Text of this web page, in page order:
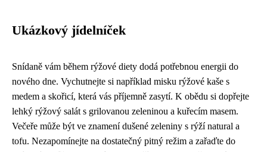
Ukázkový jídelníček
Snídaně vám během rýžové diety dodá potřebnou energii do
nového dne. Vychutnejte si například misku rýžové kaše s
medem a skořicí, která vás příjemně zasytí. K obědu si dopřejte
lehký rýžový salát s grilovanou zeleninou a kuřecím masem.
Večeře může být ve znamení dušené zeleniny s rýží natural a
tofu. Nezapomínejte na dostatečný pitný režim a zařaďte do